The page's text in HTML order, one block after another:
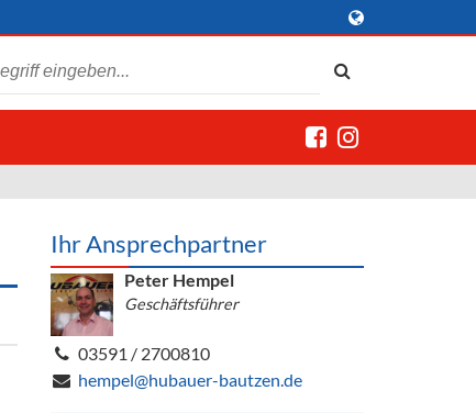
Ihr Ansprechpartner
Peter Hempel
Geschäftsführer
03591 / 2700810
hempel@hubauer-bautzen.de